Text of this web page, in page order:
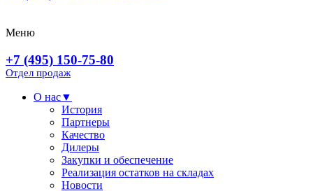
Меню
+7 (495) 150-75-80
Отдел продаж
О нас▼
История
Партнеры
Качество
Дилеры
Закупки и обеспечение
Реализация остатков на складах
Новости